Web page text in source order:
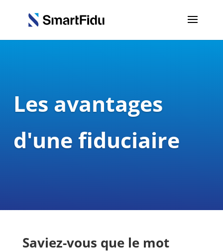
Les avantages
d'une fiduciaire
Saviez-vous que le mot